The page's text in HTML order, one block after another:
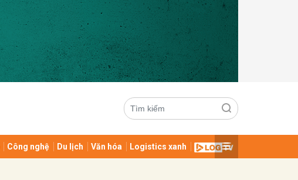
Công nghệ Du lịch Văn hóa Logistics xanh